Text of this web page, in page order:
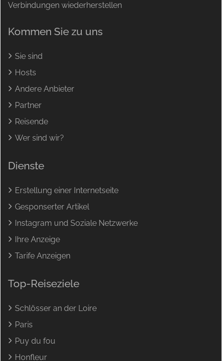
Verbindungen wiederherstellen
Kommen Sie zu uns
Sie sind
Hosts
Andere Anbieter
Partner
Reisende
Wer sind wir?
Dienste
Erstellung einer Internetseite
Gesponserter Artikel
Instagram und Soziale Netzwerke
Ihre Anzeige
Tarife Anzeigen
Top-Reiseziele
Schlösser an der Loire
Paris
Puy du fou
Honfleur